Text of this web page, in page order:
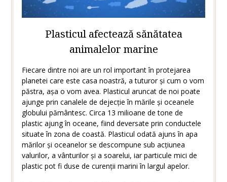
Plasticul afectează sănătatea
animalelor marine
Fiecare dintre noi are un rol important în protejarea
planetei care este casa noastră, a tuturor și cum o vom
păstra, așa o vom avea. Plasticul aruncat de noi poate
ajunge prin canalele de dejecție în mările și oceanele
globului pământesc. Circa 13 milioane de tone de
plastic ajung în oceane, fiind deversate prin conductele
situate în zona de coastă. Plasticul odată ajuns în apa
mărilor și oceanelor se descompune sub acțiunea
valurilor, a vânturilor și a soarelui, iar particule mici de
plastic pot fi duse de curenții marini în largul apelor.